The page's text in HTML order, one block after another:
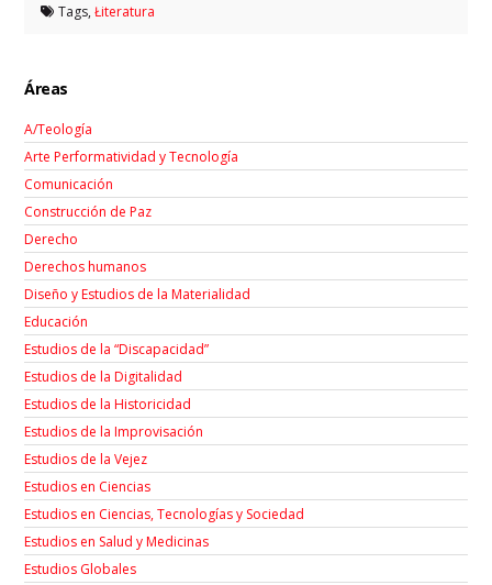
Tags,Łiteratura
Áreas
A/Teología
Arte Performatividad y Tecnología
Comunicación
Construcción de Paz
Derecho
Derechos humanos
Diseño y Estudios de la Materialidad
Educación
Estudios de la “Discapacidad”
Estudios de la Digitalidad
Estudios de la Historicidad
Estudios de la Improvisación
Estudios de la Vejez
Estudios en Ciencias
Estudios en Ciencias, Tecnologías y Sociedad
Estudios en Salud y Medicinas
Estudios Globales